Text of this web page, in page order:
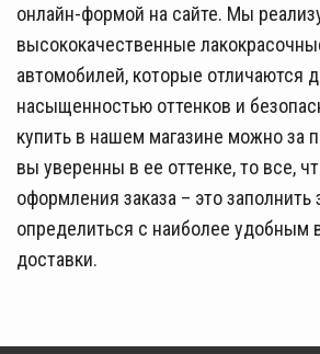
онлайн-формой на сайте. Мы
высококачественные
автомобилей, которые отличаются
насыщенностью оттенков и
купить в нашем магазине можно за
вы уверенны в ее оттенке, то все,
оформления заказа – это заполнить
определиться с наиболее удобным
доставки.